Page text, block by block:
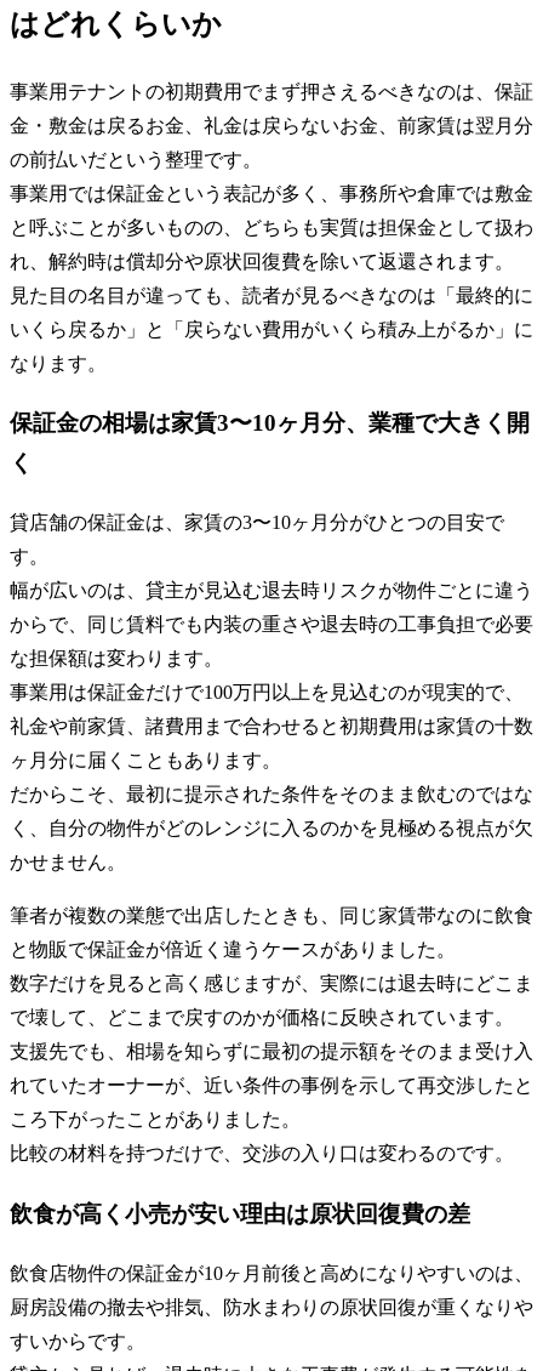
はどれくらいか
事業用テナントの初期費用でまず押さえるべきなのは、保証
金・敷金は戻るお金、礼金は戻らないお金、前家賃は翌月分
の前払いだという整理です。
事業用では保証金という表記が多く、事務所や倉庫では敷金
と呼ぶことが多いものの、どちらも実質は担保金として扱わ
れ、解約時は償却分や原状回復費を除いて返還されます。
見た目の名目が違っても、読者が見るべきなのは「最終的に
いくら戻るか」と「戻らない費用がいくら積み上がるか」に
なります。
保証金の相場は家賃3〜10ヶ月分、業種で大きく開
く
貸店舗の保証金は、家賃の3〜10ヶ月分がひとつの目安で
す。
幅が広いのは、貸主が見込む退去時リスクが物件ごとに違う
からで、同じ賃料でも内装の重さや退去時の工事負担で必要
な担保額は変わります。
事業用は保証金だけで100万円以上を見込むのが現実的で、
礼金や前家賃、諸費用まで合わせると初期費用は家賃の十数
ヶ月分に届くこともあります。
だからこそ、最初に提示された条件をそのまま飲むのではな
く、自分の物件がどのレンジに入るのかを見極める視点が欠
かせません。
筆者が複数の業態で出店したときも、同じ家賃帯なのに飲食
と物販で保証金が倍近く違うケースがありました。
数字だけを見ると高く感じますが、実際には退去時にどこま
で壊して、どこまで戻すのかが価格に反映されています。
支援先でも、相場を知らずに最初の提示額をそのまま受け入
れていたオーナーが、近い条件の事例を示して再交渉したと
ころ下がったことがありました。
比較の材料を持つだけで、交渉の入り口は変わるのです。
飲食が高く小売が安い理由は原状回復費の差
飲食店物件の保証金が10ヶ月前後と高めになりやすいのは、
厨房設備の撤去や排気、防水まわりの原状回復が重くなりや
すいからです。